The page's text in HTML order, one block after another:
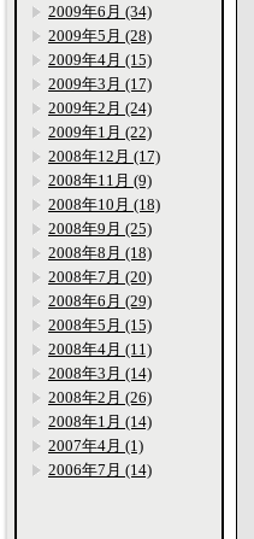
2009年6月 (34)
2009年5月 (28)
2009年4月 (15)
2009年3月 (17)
2009年2月 (24)
2009年1月 (22)
2008年12月 (17)
2008年11月 (9)
2008年10月 (18)
2008年9月 (25)
2008年8月 (18)
2008年7月 (20)
2008年6月 (29)
2008年5月 (15)
2008年4月 (11)
2008年3月 (14)
2008年2月 (26)
2008年1月 (14)
2007年4月 (1)
2006年7月 (14)